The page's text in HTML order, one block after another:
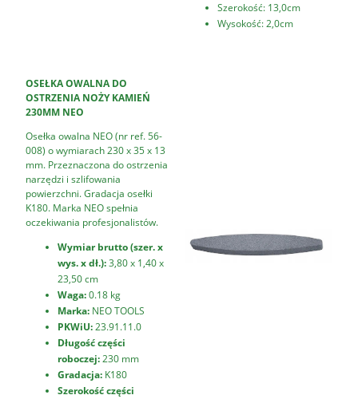
Szerokość: 13,0cm
Wysokość: 2,0cm
OSEŁKA OWALNA DO
OSTRZENIA NOŻY KAMIEŃ
230MM NEO
Osełka owalna NEO (nr ref. 56-
008) o wymiarach 230 x 35 x 13
mm. Przeznaczona do ostrzenia
narzędzi i szlifowania
powierzchni. Gradacja osełki
K180. Marka NEO spełnia
oczekiwania profesjonalistów.
Wymiar brutto (szer. x
wys. x dł.):3,80 x 1,40 x
23,50 cm
Waga:0.18 kg
Marka: NEO TOOLS
PKWiU:23.91.11.0
Długość części
roboczej:230 mm
Gradacja: K180
Szerokość części